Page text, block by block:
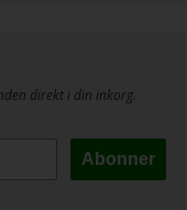
direkt i din inkorg.
Abonner